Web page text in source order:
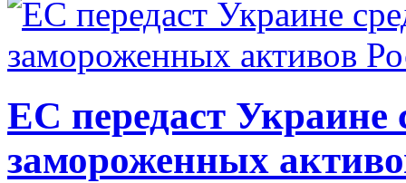
ЕС передаст Украине
замороженных